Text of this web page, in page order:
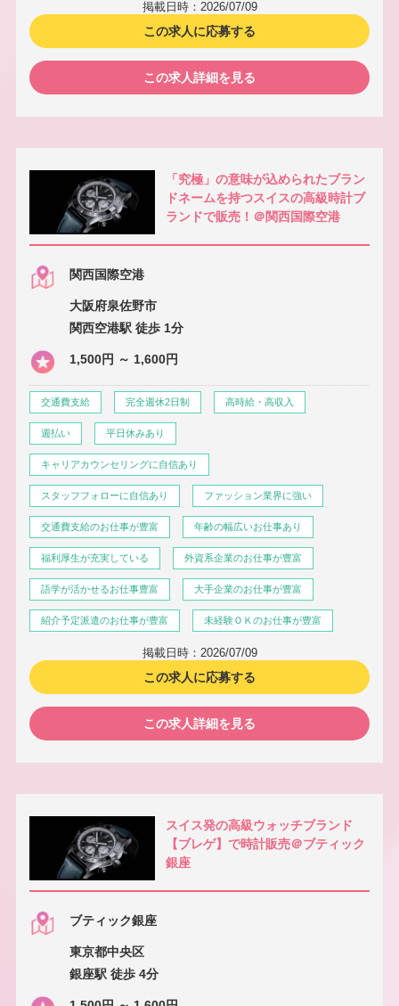
掲載日時：2026/07/09
この求人に応募する
この求人詳細を見る
「究極」の意味が込められたブラン
ドネームを持つスイスの高級時計ブ
ランドで販売！＠関西国際空港
関西国際空港
大阪府泉佐野市
関西空港駅 徒歩 1分
1,500円 ～ 1,600円
交通費支給 完全週休2日制 高時給・高収入
週払い 平日休みあり
キャリアカウンセリングに自信あり
スタッフフォローに自信あり ファッション業界に強い
交通費支給のお仕事が豊富 年齢の幅広いお仕事あり
福利厚生が充実している 外資系企業のお仕事が豊富
語学が活かせるお仕事豊富 大手企業のお仕事が豊富
紹介予定派遣のお仕事が豊富 未経験ＯＫのお仕事が豊富
掲載日時：2026/07/09
この求人に応募する
この求人詳細を見る
スイス発の高級ウォッチブランド
【ブレゲ】で時計販売＠ブティック
銀座
ブティック銀座
東京都中央区
銀座駅 徒歩 4分